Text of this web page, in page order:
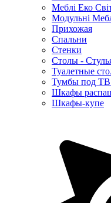
Меблі Еко
Модульні
Прихожая
Спальни
Стенки
Столы -
Туалетные
Тумбы под ТВ
Шкафы
Шкафы-купе